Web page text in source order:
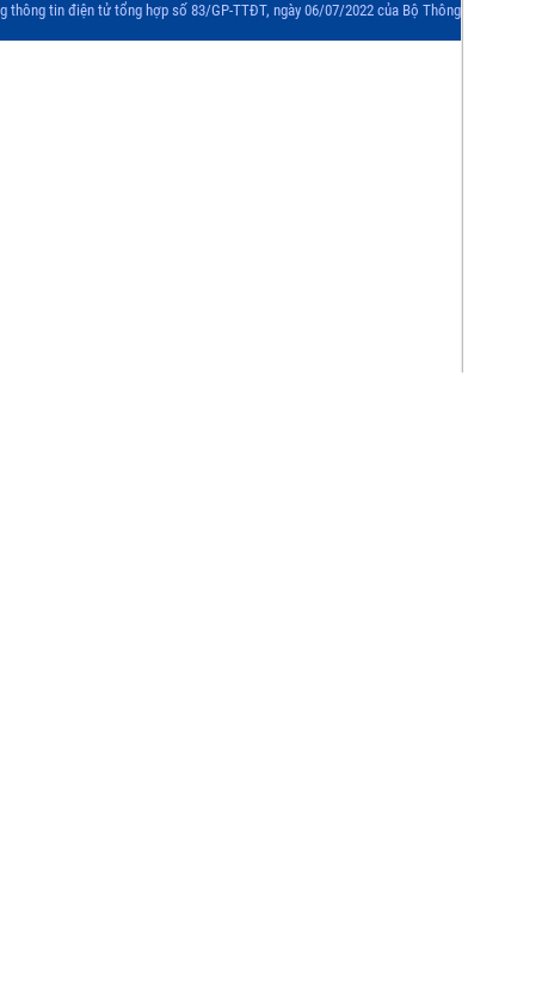
thông tin điện tử tổng hợp số 83/GP-TTĐT, ngày 06/07/2022 của Bộ Thông tin và